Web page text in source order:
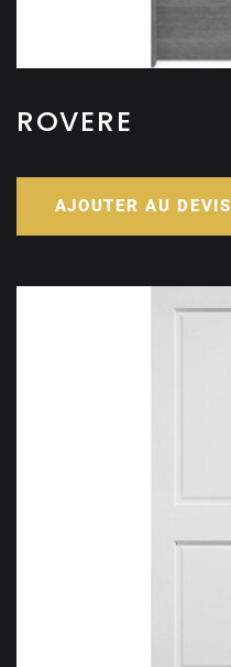
ROVERE
AJOUTER AU DEVIS